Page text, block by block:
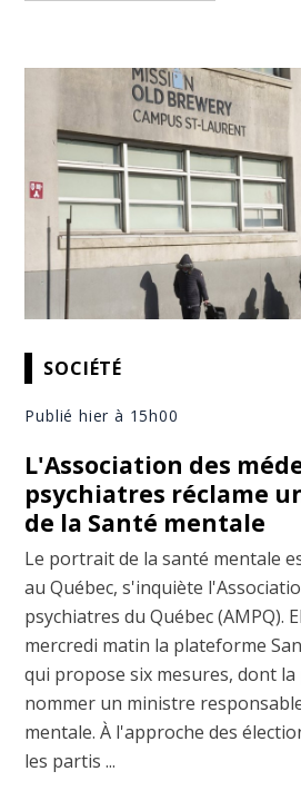
SOCIÉTÉ
Publié hier à 15h00
L'Association des
psychiatres réclame
de la Santé mentale
Le portrait de la santé mentale
au Québec, s'inquiète
psychiatres du Québec (AMPQ).
mercredi matin la plateforme
qui propose six mesures, dont
nommer un ministre
mentale. À l'approche des
les partis ...